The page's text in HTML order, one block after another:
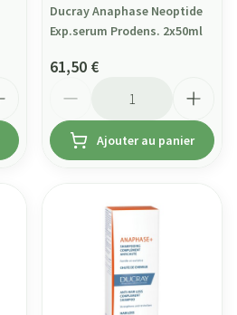
Ducray Anaphase Neoptide
Exp.serum Prodens. 2x50ml
61,50 €
Ajouter au panier